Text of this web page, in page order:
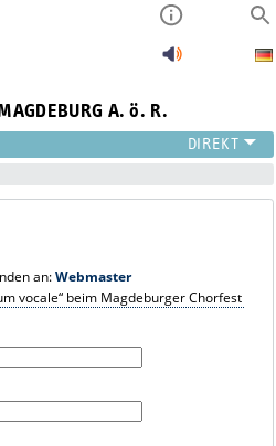
A. ö. R.
an:Webmaster
vocale“ beim Magdeburger Chorfest